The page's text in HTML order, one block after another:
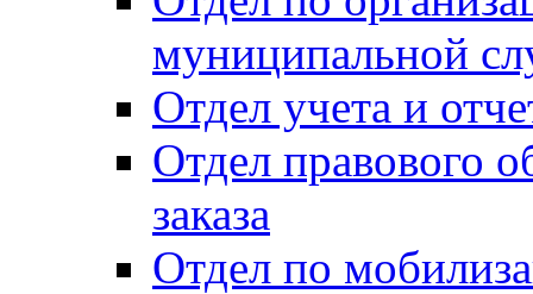
муниципальной
Отдел учета и
Отдел правового
заказа
Отдел по